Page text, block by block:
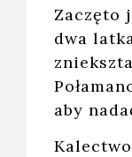
Zaczęto
dwa
aby